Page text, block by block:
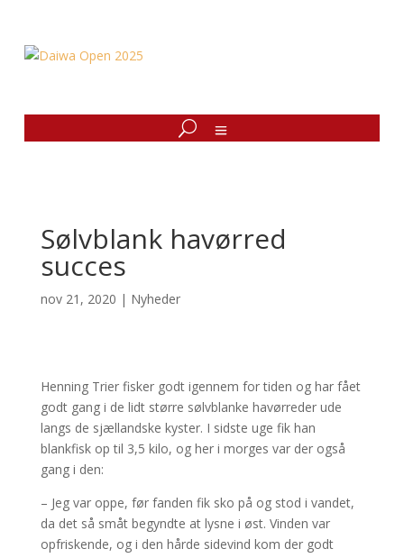
Sølvblank havørred
succes
nov 21, 2020 | Nyheder
Henning Trier fisker godt igennem for tiden og har fået
godt gang i de lidt større sølvblanke havørreder ude
langs de sjællandske kyster. I sidste uge fik han
blankfisk op til 3,5 kilo, og her i morges var der også
gang i den:
– Jeg var oppe, før fanden fik sko på og stod i vandet,
da det så småt begyndte at lysne i øst. Vinden var
opfriskende, og i den hårde sidevind kom der godt